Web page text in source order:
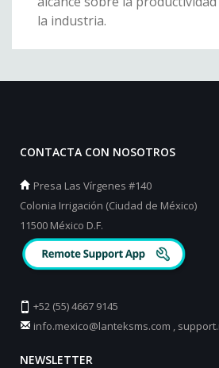
la industria.
CONTACTA CON NOSOTROS
Presa Las Vírgenes #140
Colonia Irrigación (Ciudad de México)
11500 México D.F.
+52 (55) 4667 9145
info.mexico@lanteksms.com ,
NEWSLETTER